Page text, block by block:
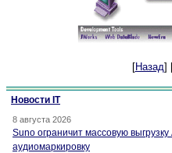
[Назад]
Новости IT
8 августа 2026
Suno ограничит массовую
аудиомаркировку